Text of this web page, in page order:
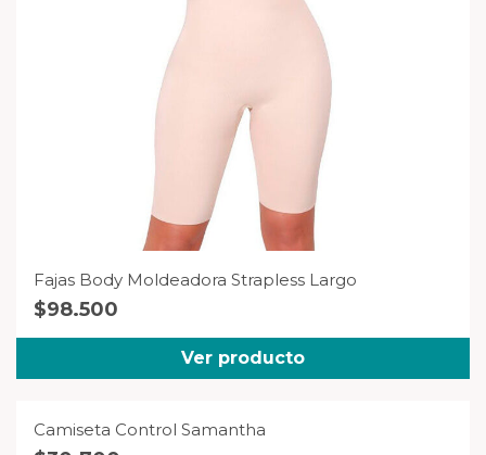
Fajas Body Moldeadora Strapless Largo
$98.500
Ver producto
Camiseta Control Samantha